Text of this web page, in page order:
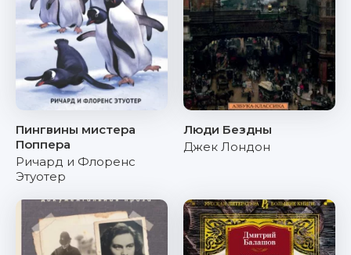
Пингвины мистера
Поппера
Ричард и Флоренс
Этуотер
Люди Бездны
Джек Лондон